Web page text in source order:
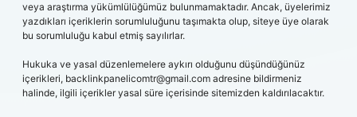
veya araştırma yükümlülüğümüz bulunmamaktadır. Ancak, üyelerimiz
yazdıkları içeriklerin sorumluluğunu taşımakta olup, siteye üye olarak
bu sorumluluğu kabul etmiş sayılırlar.
Hukuka ve yasal düzenlemelere aykırı olduğunu düşündüğünüz
içerikleri, backlinkpanelicomtr@gmail.com adresine bildirmeniz
halinde, ilgili içerikler yasal süre içerisinde sitemizden kaldırılacaktır.